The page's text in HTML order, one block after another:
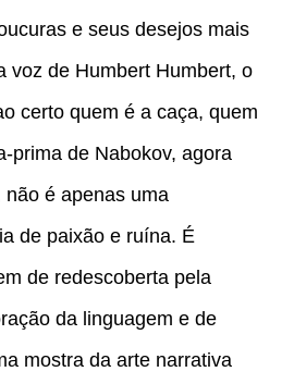
e seus desejos mais
voz de Humbert Humbert, o
certo quem é a caça, quem
prima de Nabokov, agora
é apenas uma
de paixão e ruína. É
de redescoberta pela
da linguagem e de
mostra da arte narrativa